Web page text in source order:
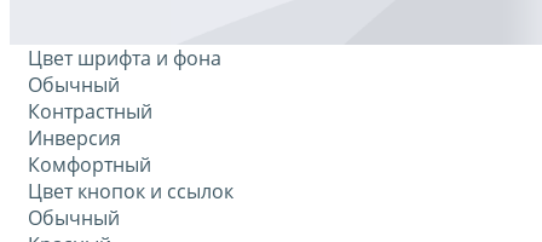
Цвет шрифта и фона
Обычный
Контрастный
Инверсия
Комфортный
Цвет кнопок и ссылок
Обычный